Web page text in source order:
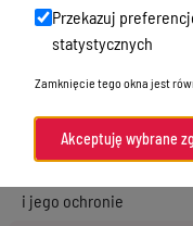
Menu Podmiotowe
Nieodpłatna Pomoc
Wykazy danych o
i jego ochronie
Przekazuj
statystycznych
Zamknięcie tego okna jest
Akceptuję wybrane